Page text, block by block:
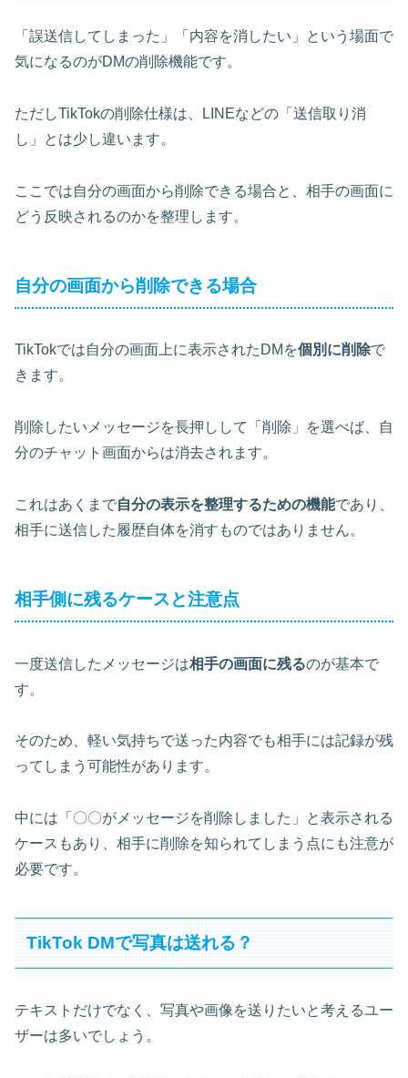
「誤送信してしまった」「内容を消したい」という場面で
気になるのがDMの削除機能です。
ただしTikTokの削除仕様は、LINEなどの「送信取り消
し」とは少し違います。
ここでは自分の画面から削除できる場合と、相手の画面に
どう反映されるのかを整理します。
自分の画面から削除できる場合
TikTokでは自分の画面上に表示されたDMを個別に削除で
きます。
削除したいメッセージを長押しして「削除」を選べば、自
分のチャット画面からは消去されます。
これはあくまで自分の表示を整理するための機能であり、
相手に送信した履歴自体を消すものではありません。
相手側に残るケースと注意点
一度送信したメッセージは相手の画面に残るのが基本で
す。
そのため、軽い気持ちで送った内容でも相手には記録が残
ってしまう可能性があります。
中には「〇〇がメッセージを削除しました」と表示される
ケースもあり、相手に削除を知られてしまう点にも注意が
必要です。
TikTok DMで写真は送れる？
テキストだけでなく、写真や画像を送りたいと考えるユー
ザーは多いでしょう。